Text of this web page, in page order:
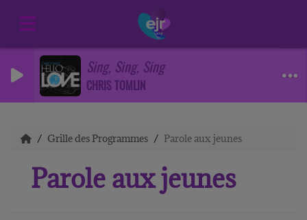
Sing, Sing, Sing
CHRIS TOMLIN
Grille des Programmes Parole aux jeunes
Parole aux jeunes